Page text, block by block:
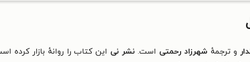
و ترجمهٔ شهرزاد رحمتی است. نشر نی این کتاب را روانهٔ بازار کرده